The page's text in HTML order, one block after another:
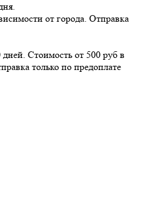
от города. Отправка
Стоимость от 500 руб в
только по предоплате